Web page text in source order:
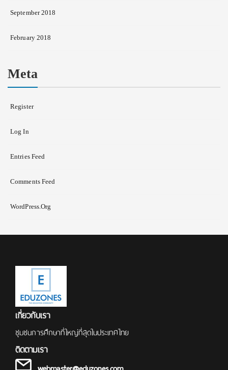
September 2018
February 2018
Meta
Register
Log In
Entries Feed
Comments Feed
WordPress.org
เกี่ยวกับเรา
ชุมชนการศึกษาที่ใหญ่ที่สุดในประเทศไทย
ติดตามเรา